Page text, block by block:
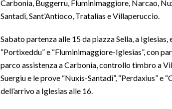
Carbonia, Buggerru, Fluminimaggiore, Narcao,
Santadi, Sant’Antioco, Tratalias e Villaperuccio.
Sabato partenza alle 15 da piazza Sella, a
“Portixeddu” e “Fluminimaggiore-Iglesias”, con
parco assistenza a Carbonia, controllo timbro a
Suergiu e le prove “Nuxis-Santadi”, “Perdaxius” e
dell’arrivo a Iglesias alle 16.